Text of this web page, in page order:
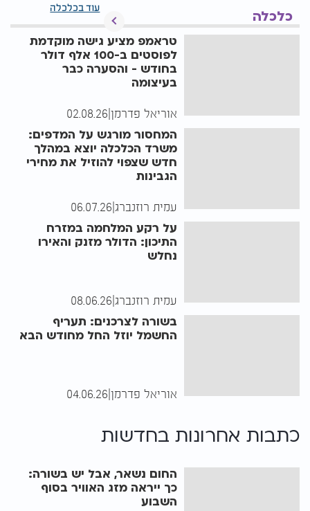
כלכלה
עוד בכלכלה
טראמפ מציע גישה מוקדמת
לפוסטים ב-100 אלף דולר
בחודש - והסערה כבר
בעיצומה
אוריאל פדרמן 02.08.26
המחסור מורגש על המדפים:
משרד הכלכלה יוצא במהלך
חדש שצפוי להוזיל את מחירי
הגבינות
עמית רוזנברג 06.07.26
על רקע המלחמה במזרח
התיכון: הדולר מזנק והאירו
נחלש
עמית רוזנברג 08.06.26
בשורה לצרכנים: תעריף
החשמל יוזל החל מחודש הבא
אוריאל פדרמן 04.06.26
כתבות אחרונות בחדשות
החום נשאר, אבל יש בשורה:
כך ייראה מזג האוויר בסוף
השבוע